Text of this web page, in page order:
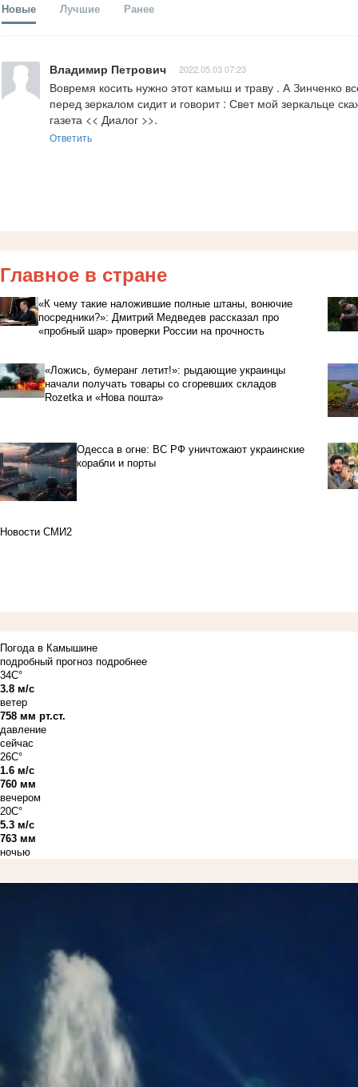
Новые Лучшие Ранее
Владимир Петрович 2022.05.03 07:23
Вовремя косить нужно этот камыш и траву . А Зинченко
перед зеркалом сидит и говорит : Свет мой зеркальце
газета << Диалог >>.
Ответить
Главное в стране
«К чему такие наложившие полные штаны, вонючие
посредники?»: Дмитрий Медведев рассказал про
«пробный шар» проверки России на прочность
«Ложись, бумеранг летит!»: рыдающие украинцы
начали получать товары со сгоревших складов
Rozetka и «Нова пошта»
Одесса в огне: ВС РФ уничтожают украинские
корабли и порты
Новости СМИ2
Погода в Камышине
подробный прогноз подробнее
34C°
3.8 м/с
ветер
758 мм рт.ст.
давление
сейчас
26C°
1.6 м/с
760 мм
вечером
20C°
5.3 м/с
763 мм
ночью